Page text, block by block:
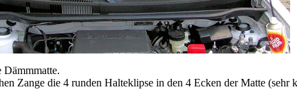
Dämmmatte.
Zange die 4 runden Halteklipse in den 4 Ecken der Matte